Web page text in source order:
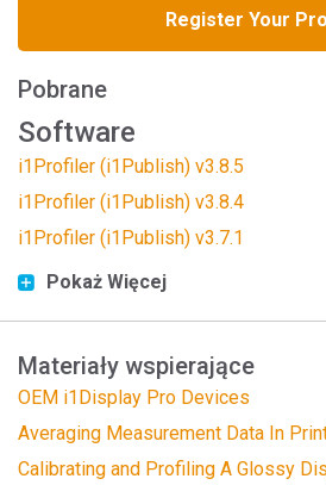
Register Your
Pobrane
Software
i1Profiler (i1Publish) v3.8.5
i1Profiler (i1Publish) v3.8.4
i1Profiler (i1Publish) v3.7.1
Pokaż Więcej
Materiały wspierające
OEM i1Display Pro Devices
Averaging Measurement Data In
Calibrating and Profiling A Glossy